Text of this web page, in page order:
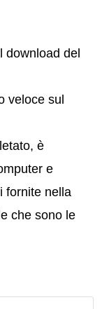
download del
veloce sul
è
e
fornite nella
che sono le